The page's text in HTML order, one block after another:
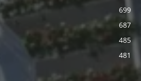
699
687
485
481